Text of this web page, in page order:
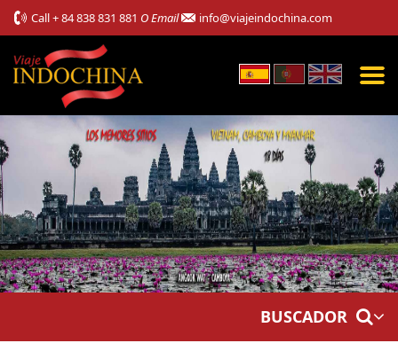
Call+ 84 838 831 881 O Email info@viajeindochina.com
BUSCADOR